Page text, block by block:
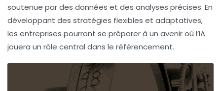
soutenue par des données et des analyses précises. En
développant des stratégies flexibles et adaptatives,
les entreprises pourront se préparer à un avenir où l’IA
jouera un rôle central dans le référencement.